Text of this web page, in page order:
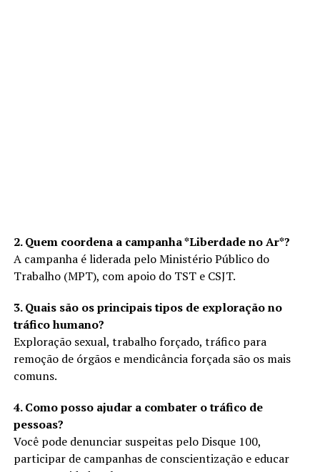
2. Quem coordena a campanha *Liberdade no Ar*?
A campanha é liderada pelo Ministério Público do
Trabalho (MPT), com apoio do TST e CSJT.
3. Quais são os principais tipos de exploração no
tráfico humano?
Exploração sexual, trabalho forçado, tráfico para
remoção de órgãos e mendicância forçada são os mais
comuns.
4. Como posso ajudar a combater o tráfico de
pessoas?
Você pode denunciar suspeitas pelo Disque 100,
participar de campanhas de conscientização e educar